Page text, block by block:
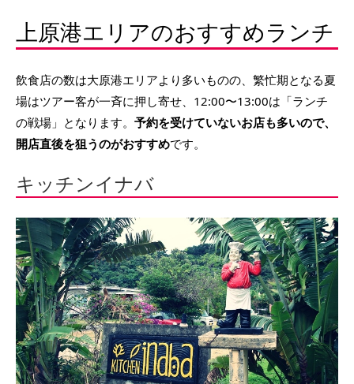
上原港エリアのおすすめランチ
飲食店の数は大原港エリアより多いものの、繁忙期となる夏
場はツアー客が一斉に押し寄せ、12:00〜13:00は「ランチ
の戦場」となります。 予約を受けていないお店も多いので、
開店直後を狙うのがおすすめです。
キッチンイナバ